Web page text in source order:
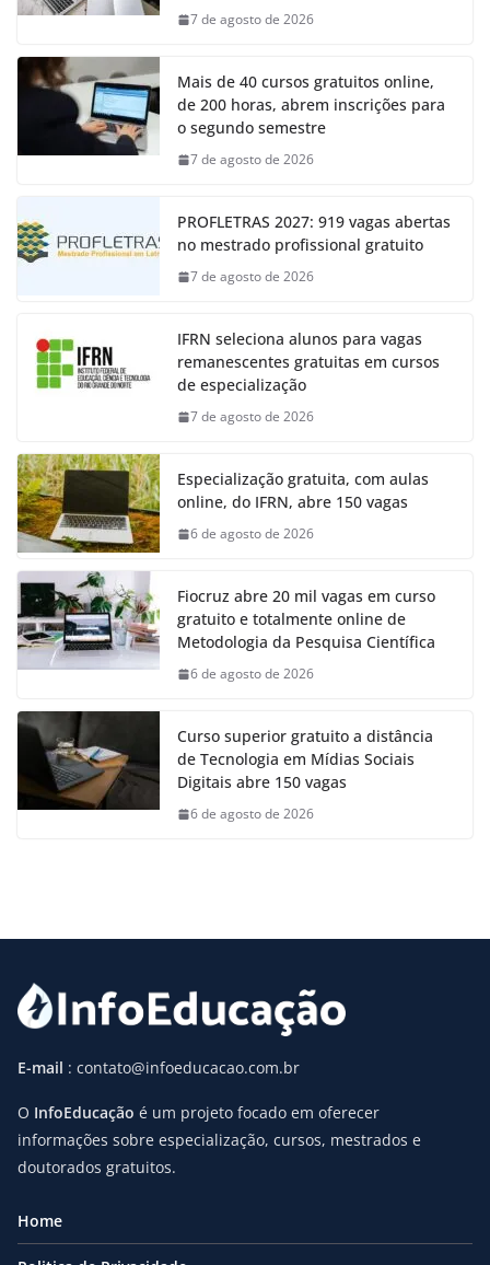
7 de agosto de 2026
Mais de 40 cursos gratuitos online,
de 200 horas, abrem inscrições para
o segundo semestre
7 de agosto de 2026
PROFLETRAS 2027: 919 vagas abertas
no mestrado profissional gratuito
7 de agosto de 2026
IFRN seleciona alunos para vagas
remanescentes gratuitas em cursos
de especialização
7 de agosto de 2026
Especialização gratuita, com aulas
online, do IFRN, abre 150 vagas
6 de agosto de 2026
Fiocruz abre 20 mil vagas em curso
gratuito e totalmente online de
Metodologia da Pesquisa Científica
6 de agosto de 2026
Curso superior gratuito a distância
de Tecnologia em Mídias Sociais
Digitais abre 150 vagas
6 de agosto de 2026
E-mail : contato@infoeducacao.com.br
O InfoEducação é um projeto focado em oferecer
informações sobre especialização, cursos, mestrados e
doutorados gratuitos.
Home